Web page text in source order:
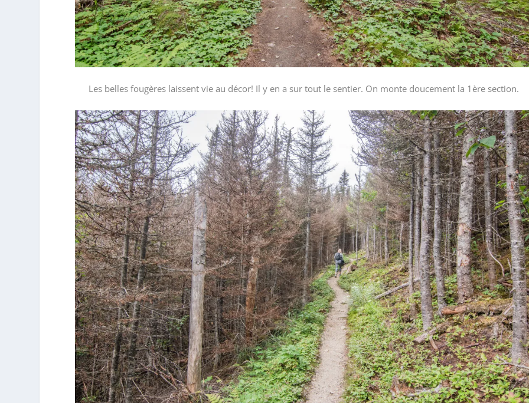
Les belles fougères laissent vie au décor! Il y en a sur tout le sentier. On monte doucement la 1ère section.